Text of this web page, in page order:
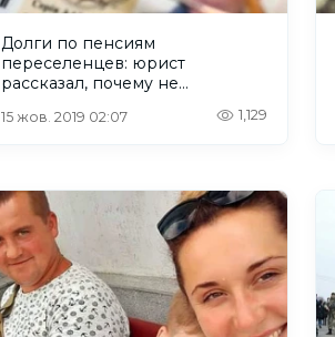
Долги по пенсиям
переселенцев: юрист
рассказал, почему не
15 жов. 2019 02:07 1,129